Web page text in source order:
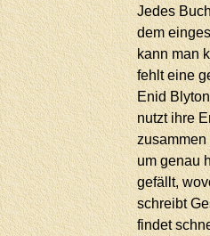
Jedes
dem
kann man
fehlt eine
Enid
nutzt ihre
um genau
gefällt,
schreibt
findet